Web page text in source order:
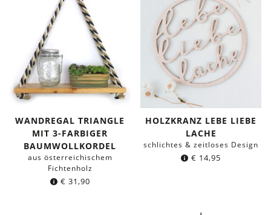
WANDREGAL TRIANGLE
MIT 3-FARBIGER
BAUMWOLLKORDEL
aus österreichischem
Fichtenholz
€ 31,90
HOLZKRANZ LEBE LIEBE
LACHE
schlichtes & zeitloses Design
€ 14,95